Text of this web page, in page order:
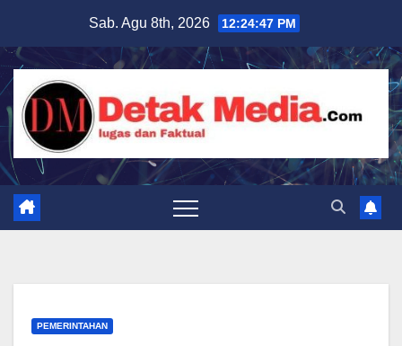
content
Sab. Agu 8th, 2026 12:24:48 PM
PEMERINTAHAN